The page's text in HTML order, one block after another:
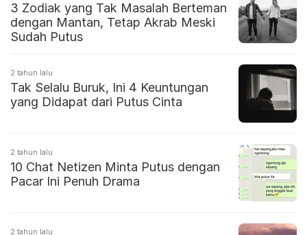
3 Zodiak yang Tak Masalah Berteman
dengan Mantan, Tetap Akrab Meski
Sudah Putus
2 tahun lalu
Tak Selalu Buruk, Ini 4 Keuntungan
yang Didapat dari Putus Cinta
2 tahun lalu
10 Chat Netizen Minta Putus dengan
Pacar Ini Penuh Drama
2 tahun lalu